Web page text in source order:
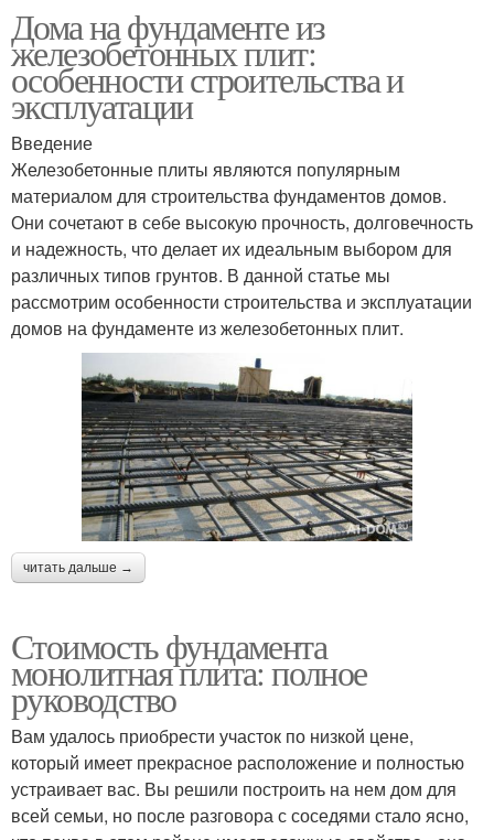
Дома на фундаменте из
железобетонных плит:
особенности строительства и
эксплуатации
Введение
Железобетонные плиты являются популярным
материалом для строительства фундаментов домов.
Они сочетают в себе высокую прочность, долговечность
и надежность, что делает их идеальным выбором для
различных типов грунтов. В данной статье мы
рассмотрим особенности строительства и эксплуатации
домов на фундаменте из железобетонных плит.
читать дальше →
Стоимость фундамента
монолитная плита: полное
руководство
Вам удалось приобрести участок по низкой цене,
который имеет прекрасное расположение и полностью
устраивает вас. Вы решили построить на нем дом для
всей семьи, но после разговора с соседями стало ясно,